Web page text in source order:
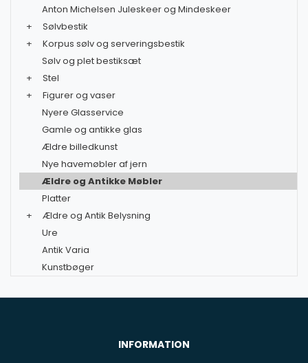
Anton Michelsen Juleskeer og Mindeskeer
+
Sølvbestik
+
Korpus sølv og serveringsbestik
Sølv og plet bestiksæt
+
Stel
+
Figurer og vaser
Nyere Glasservice
Gamle og antikke glas
Ældre billedkunst
Nye havemøbler af jern
Ældre og Antikke Møbler
Platter
+
Ældre og Antik Belysning
Ure
Antik Varia
Kunstbøger
INFORMATION